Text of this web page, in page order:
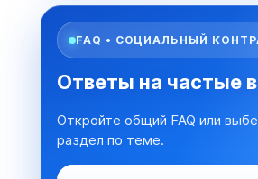
FAQ • СОЦИАЛЬНЫЙ
Ответы на частые
Откройте общий FAQ или
раздел по теме.